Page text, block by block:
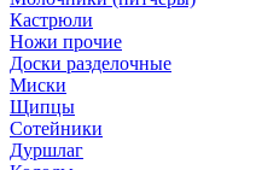
Кастрюли
Ножи прочие
Доски разделочные
Миски
Щипцы
Сотейники
Дуршлаг